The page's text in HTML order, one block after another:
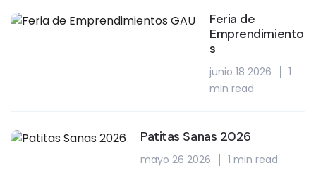
Feria de
Emprendimiento
s
junio 18 2026
1
min read
Patitas Sanas 2026
mayo 26 2026 1 min read